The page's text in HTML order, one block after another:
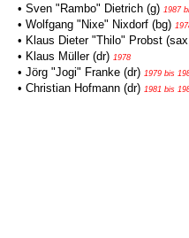
• Sven "Rambo" Dietrich (g) 1987
• Wolfgang "Nixe" Nixdorf (bg)
• Klaus Dieter "Thilo" Probst
• Klaus Müller (dr) 1978
• Jörg "Jogi" Franke (dr) 1979 bis
• Christian Hofmann (dr) 1981 bis